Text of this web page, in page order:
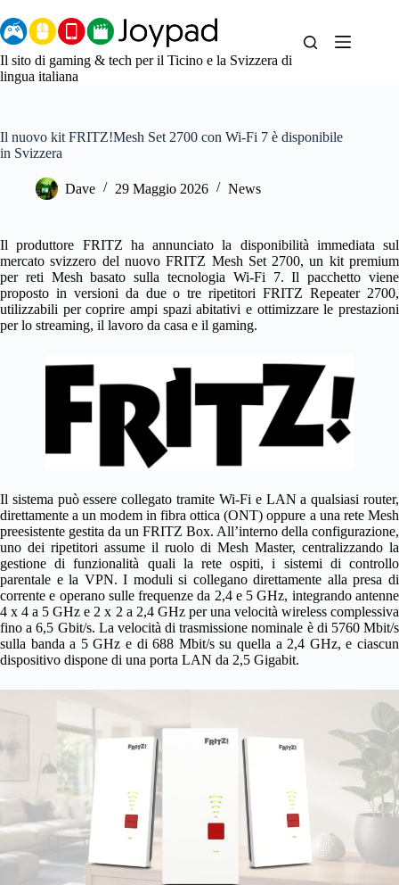
al
contenuto
Il sito di gaming & tech per il Ticino e la Svizzera di
lingua italiana
Il nuovo kit FRITZ!Mesh Set 2700 con Wi-Fi 7 è disponibile
in Svizzera
Dave 29 Maggio 2026 News
Il produttore FRITZ ha annunciato la disponibilità immediata sul
mercato svizzero del nuovo FRITZ Mesh Set 2700, un kit premium
per reti Mesh basato sulla tecnologia Wi-Fi 7. Il pacchetto viene
proposto in versioni da due o tre ripetitori FRITZ Repeater 2700,
utilizzabili per coprire ampi spazi abitativi e ottimizzare le prestazioni
per lo streaming, il lavoro da casa e il gaming.
Il sistema può essere collegato tramite Wi-Fi e LAN a qualsiasi router,
direttamente a un modem in fibra ottica (ONT) oppure a una rete Mesh
preesistente gestita da un FRITZ Box. All’interno della configurazione,
uno dei ripetitori assume il ruolo di Mesh Master, centralizzando la
gestione di funzionalità quali la rete ospiti, i sistemi di controllo
parentale e la VPN. I moduli si collegano direttamente alla presa di
corrente e operano sulle frequenze da 2,4 e 5 GHz, integrando antenne
4 x 4 a 5 GHz e 2 x 2 a 2,4 GHz per una velocità wireless complessiva
fino a 6,5 Gbit/s. La velocità di trasmissione nominale è di 5760 Mbit/s
sulla banda a 5 GHz e di 688 Mbit/s su quella a 2,4 GHz, e ciascun
dispositivo dispone di una porta LAN da 2,5 Gigabit.